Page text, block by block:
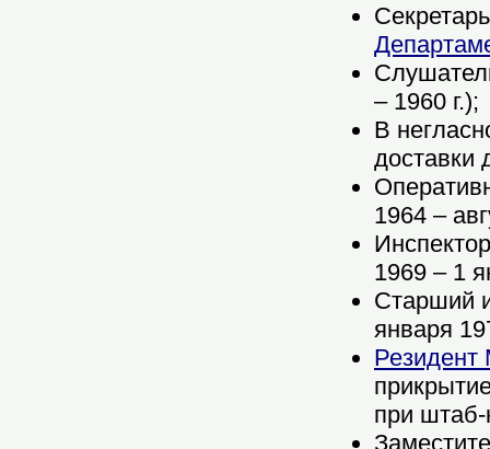
– 1960 г.);
В
доставки
1964 –
1969 – 1
Старший
января
при